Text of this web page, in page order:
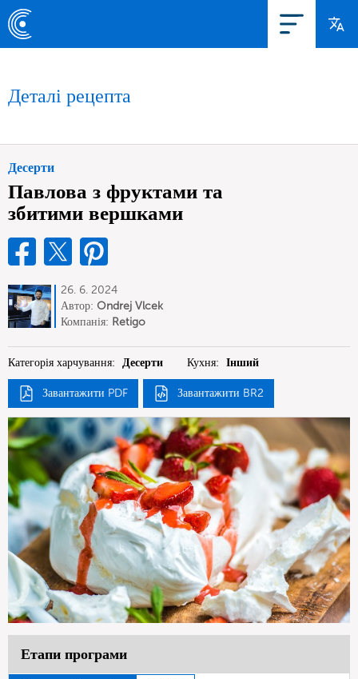
Деталі рецепта
Десерти
Павлова з фруктами та
збитими вершками
26. 6. 2024
Автор: Ondrej Vlcek
Компанія: Retigo
Категорія харчування: Десерти Кухня: Інший
Завантажити PDF Завантажити BR2
Етапи програми